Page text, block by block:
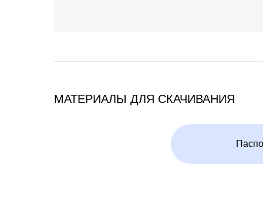
МАТЕРИАЛЫ ДЛЯ СКАЧИВАНИЯ